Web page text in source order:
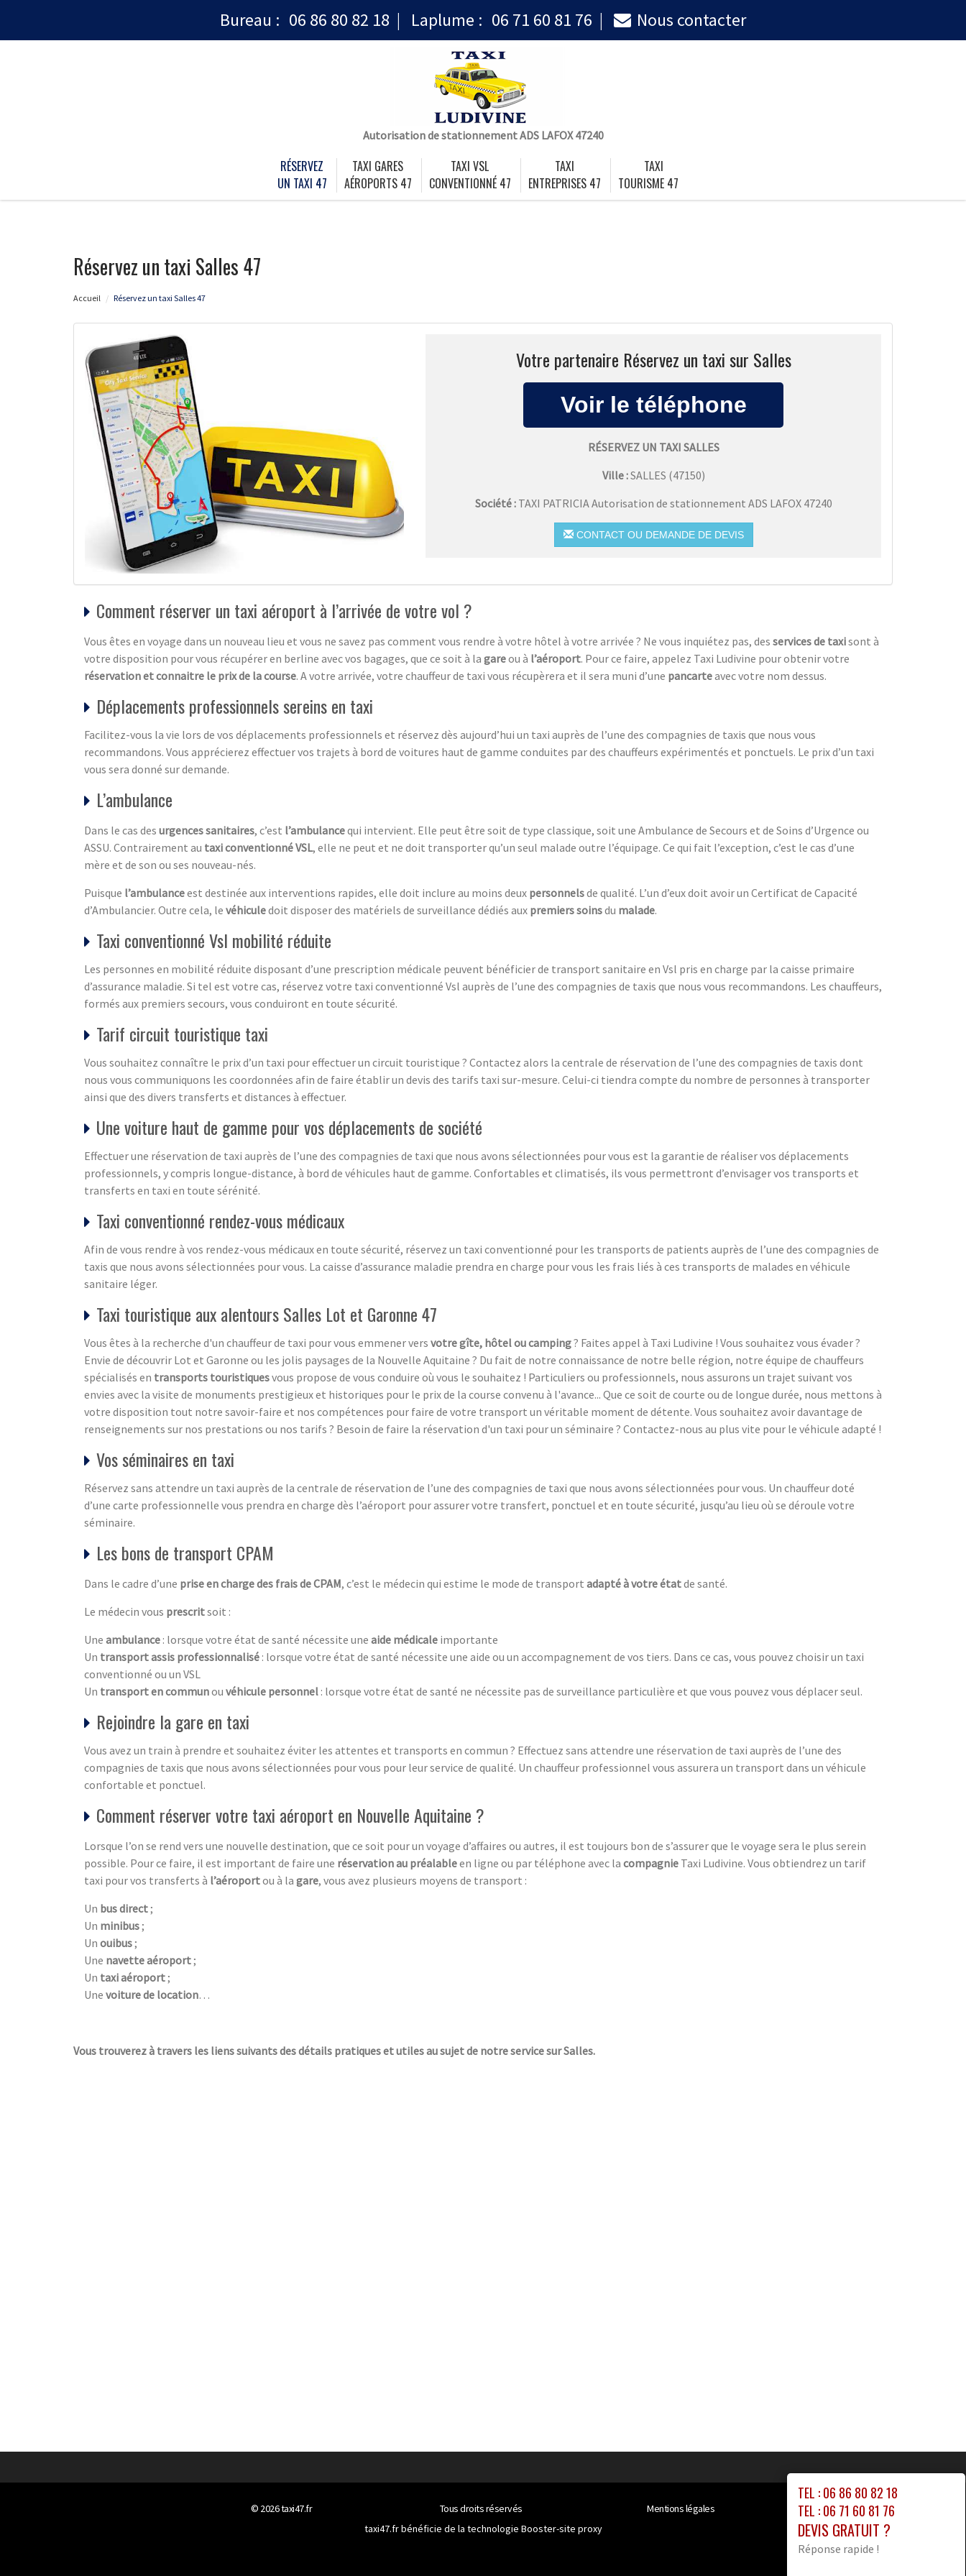
Bureau : 06 86 80 82 18 Laplume : 06 71 60 81 76 Nous contacter
Autorisation de stationnement ADS LAFOX 47240
RÉSERVEZ
UN TAXI 47
TAXI GARES
AÉROPORTS 47
TAXI VSL
CONVENTIONNÉ 47
TAXI
ENTREPRISES 47
TAXI
TOURISME 47
Réservez un taxi Salles 47
Accueil Réservez un taxi Salles 47
Votre partenaire Réservez un taxi sur Salles
RÉSERVEZ UN TAXI SALLES
Ville :SALLES (47150)
Société : TAXI PATRICIA Autorisation de stationnement ADS LAFOX 47240
CONTACT OU DEMANDE DE DEVIS
Comment réserver un taxi aéroport à l’arrivée de votre vol ?
Vous êtes en voyage dans un nouveau lieu et vous ne savez pas comment vous rendre à votre hôtel à votre arrivée ? Ne vous inquiétez pas, des services de taxisont à
votre disposition pour vous récupérer en berline avec vos bagages, que ce soit à la gareou à l’aéroport. Pour ce faire, appelez Taxi Ludivine pour obtenir votre
réservation et connaitre le prix de la course. A votre arrivée, votre chauffeur de taxi vous récupèrera et il sera muni d’une pancarteavec votre nom dessus.
Déplacements professionnels sereins en taxi
Facilitez-vous la vie lors de vos déplacements professionnels et réservez dès aujourd’hui un taxi auprès de l’une des compagnies de taxis que nous vous
recommandons. Vous apprécierez effectuer vos trajets à bord de voitures haut de gamme conduites par des chauffeurs expérimentés et ponctuels. Le prix d’un taxi
vous sera donné sur demande.
L’ambulance
Dans le cas des urgences sanitaires, c’est l’ambulancequi intervient. Elle peut être soit de type classique, soit une Ambulance de Secours et de Soins d’Urgence ou
ASSU. Contrairement au taxi conventionné VSL, elle ne peut et ne doit transporter qu’un seul malade outre l’équipage. Ce qui fait l’exception, c’est le cas d’une
mère et de son ou ses nouveau-nés.
Puisque l’ambulanceest destinée aux interventions rapides, elle doit inclure au moins deux personnelsde qualité. L’un d’eux doit avoir un Certificat de Capacité
d’Ambulancier. Outre cela, le véhiculedoit disposer des matériels de surveillance dédiés aux premiers soinsdu malade.
Taxi conventionné Vsl mobilité réduite
Les personnes en mobilité réduite disposant d’une prescription médicale peuvent bénéficier de transport sanitaire en Vsl pris en charge par la caisse primaire
d’assurance maladie. Si tel est votre cas, réservez votre taxi conventionné Vsl auprès de l’une des compagnies de taxis que nous vous recommandons. Les chauffeurs,
formés aux premiers secours, vous conduiront en toute sécurité.
Tarif circuit touristique taxi
Vous souhaitez connaître le prix d’un taxi pour effectuer un circuit touristique ? Contactez alors la centrale de réservation de l’une des compagnies de taxis dont
nous vous communiquons les coordonnées afin de faire établir un devis des tarifs taxi sur-mesure. Celui-ci tiendra compte du nombre de personnes à transporter
ainsi que des divers transferts et distances à effectuer.
Une voiture haut de gamme pour vos déplacements de société
Effectuer une réservation de taxi auprès de l’une des compagnies de taxi que nous avons sélectionnées pour vous est la garantie de réaliser vos déplacements
professionnels, y compris longue-distance, à bord de véhicules haut de gamme. Confortables et climatisés, ils vous permettront d’envisager vos transports et
transferts en taxi en toute sérénité.
Taxi conventionné rendez-vous médicaux
Afin de vous rendre à vos rendez-vous médicaux en toute sécurité, réservez un taxi conventionné pour les transports de patients auprès de l’une des compagnies de
taxis que nous avons sélectionnées pour vous. La caisse d’assurance maladie prendra en charge pour vous les frais liés à ces transports de malades en véhicule
sanitaire léger.
Taxi touristique aux alentours Salles Lot et Garonne 47
Vous êtes à la recherche d'un chauffeur de taxi pour vous emmener vers votre gîte, hôtel ou camping? Faites appel à Taxi Ludivine ! Vous souhaitez vous évader ?
Envie de découvrir Lot et Garonne ou les jolis paysages de la Nouvelle Aquitaine ? Du fait de notre connaissance de notre belle région, notre équipe de chauffeurs
spécialisés en transports touristiquesvous propose de vous conduire où vous le souhaitez ! Particuliers ou professionnels, nous assurons un trajet suivant vos
envies avec la visite de monuments prestigieux et historiques pour le prix de la course convenu à l'avance... Que ce soit de courte ou de longue durée, nous mettons à
votre disposition tout notre savoir-faire et nos compétences pour faire de votre transport un véritable moment de détente. Vous souhaitez avoir davantage de
renseignements sur nos prestations ou nos tarifs ? Besoin de faire la réservation d'un taxi pour un séminaire ? Contactez-nous au plus vite pour le véhicule adapté !
Vos séminaires en taxi
Réservez sans attendre un taxi auprès de la centrale de réservation de l’une des compagnies de taxi que nous avons sélectionnées pour vous. Un chauffeur doté
d’une carte professionnelle vous prendra en charge dès l’aéroport pour assurer votre transfert, ponctuel et en toute sécurité, jusqu’au lieu où se déroule votre
séminaire.
Les bons de transport CPAM
Dans le cadre d’une prise en charge des frais de CPAM, c’est le médecin qui estime le mode de transport adapté à votre étatde santé.
Le médecin vous prescritsoit :
Une ambulance : lorsque votre état de santé nécessite une aide médicale importante
Un transport assis professionnalisé : lorsque votre état de santé nécessite une aide ou un accompagnement de vos tiers. Dans ce cas, vous pouvez choisir un taxi
conventionné ou un VSL
Un transport en communou véhicule personnel : lorsque votre état de santé ne nécessite pas de surveillance particulière et que vous pouvez vous déplacer seul.
Rejoindre la gare en taxi
Vous avez un train à prendre et souhaitez éviter les attentes et transports en commun ? Effectuez sans attendre une réservation de taxi auprès de l’une des
compagnies de taxis que nous avons sélectionnées pour vous pour leur service de qualité. Un chauffeur professionnel vous assurera un transport dans un véhicule
confortable et ponctuel.
Comment réserver votre taxi aéroport en Nouvelle Aquitaine ?
Lorsque l’on se rend vers une nouvelle destination, que ce soit pour un voyage d’affaires ou autres, il est toujours bon de s’assurer que le voyage sera le plus serein
possible. Pour ce faire, il est important de faire une réservation au préalableen ligne ou par téléphone avec la compagnie Taxi Ludivine. Vous obtiendrez un tarif
taxi pour vos transferts à l’aéroportou à la gare, vous avez plusieurs moyens de transport :
Un bus direct ;
Un minibus ;
Un ouibus ;
Une navette aéroport ;
Un taxi aéroport ;
Une voiture de location…
Vous trouverez à travers les liens suivants des détails pratiques et utiles au sujet de notre service sur Salles.
TEL : 06 86 80 82 18
TEL : 06 71 60 81 76
DEVIS GRATUIT ?
Réponse rapide !
© 2026taxi47.fr Tous droits réservés
Mentions légales
taxi47.fr bénéficie de la technologie Booster-site proxy